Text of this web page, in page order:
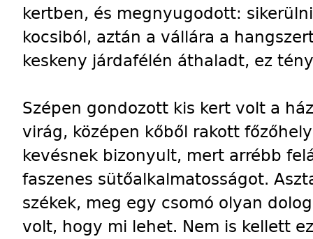
kertben, és megnyugodott:
kocsiból, aztán a vállára a
keskeny járdafélén áthaladt, ez
Szépen gondozott kis kert volt a
virág, középen kőből rakott
kevésnek bizonyult, mert arrébb
faszenes sütőalkalmatosságot.
székek, meg egy csomó olyan
volt, hogy mi lehet. Nem is kellett